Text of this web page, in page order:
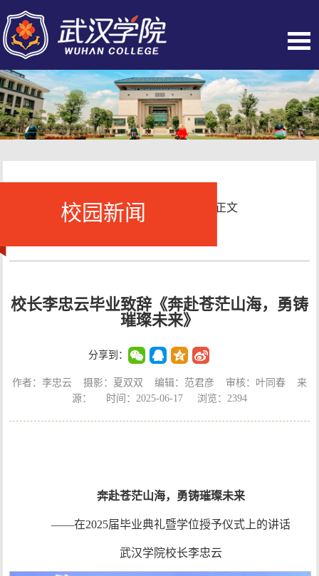
校园新闻
当前位置：首页 - 正文
校长李忠云毕业致辞《奔赴苍茫山海，勇铸
璀璨未来》
分享到：
作者：李忠云 摄影：夏双双 编辑：范君彦 审核：叶同春 来
源： 时间：2025-06-17 浏览： 2394
奔赴苍茫山海，勇铸璀璨未来
——在2025届毕业典礼暨学位授予仪式上的讲话
武汉学院校长李忠云